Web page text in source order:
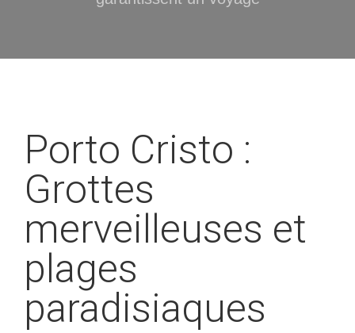
Porto Cristo :
Grottes
merveilleuses et
plages
paradisiaques